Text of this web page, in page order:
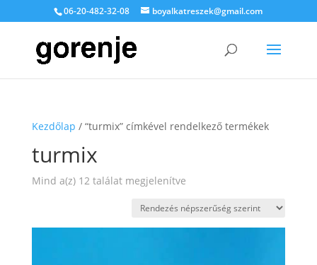
06-20-482-32-08 boyalkatreszek@gmail.com
Kezdőlap / “turmix” címkével rendelkező termékek
turmix
Mind a(z) 12 találat megjelenítveSorted
popularity